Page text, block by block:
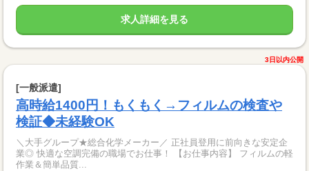
求人詳細を見る
3日以内公開
[一般派遣]
高時給1400円！もくもく→フィルムの検査や
検証◆未経験OK
＼大手グループ★総合化学メーカー／ 正社員登用に前向きな安定企
業◎ 快適な空調完備の職場でお仕事！ 【お仕事内容】 フィルムの軽
作業＆簡単品質...